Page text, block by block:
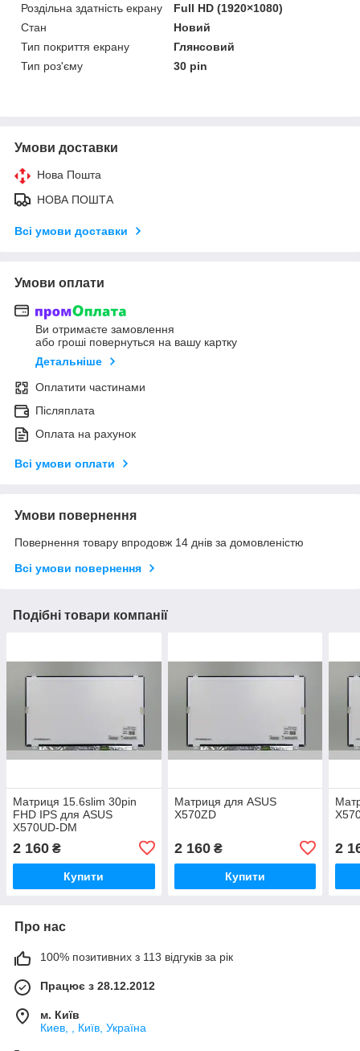
Роздільна здатність екрану
Full HD (1920×1080)
Стан
Новий
Тип покриття екрану
Глянсовий
Тип роз'єму
30 pin
Умови доставки
Нова Пошта
НОВА ПОШТА
Всі умови доставки
Умови оплати
Ви отримаєте замовлення
або гроші повернуться на вашу картку
Детальніше
Оплатити частинами
Післяплата
Оплата на рахунок
Всі умови оплати
Умови повернення
Повернення товару впродовж 14 днів за домовленістю
Всі умови повернення
Подібні товари компанії
Матриця 15.6slim 30pin
FHD IPS для ASUS
X570UD-DM
2 160 ₴
Купити
Матриця для ASUS
X570ZD
2 160₴
Купити
2
Про нас
100% позитивних з 113 відгуків за рік
Працює з 28.12.2012
м. Київ
Киев, , Київ, Україна